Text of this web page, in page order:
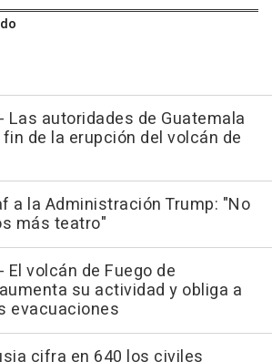
Las autoridades de Guatemala
de la erupción del volcán de
a la Administración Trump: "No
más teatro"
El volcán de Fuego de
su actividad y obliga a
evacuaciones